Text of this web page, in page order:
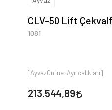
CLV-50 Lift Çekvalf
1081
[AyvazOnline_Ayrıcalıkları]
213.544,89